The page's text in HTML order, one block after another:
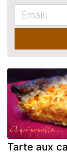
Tarte aux